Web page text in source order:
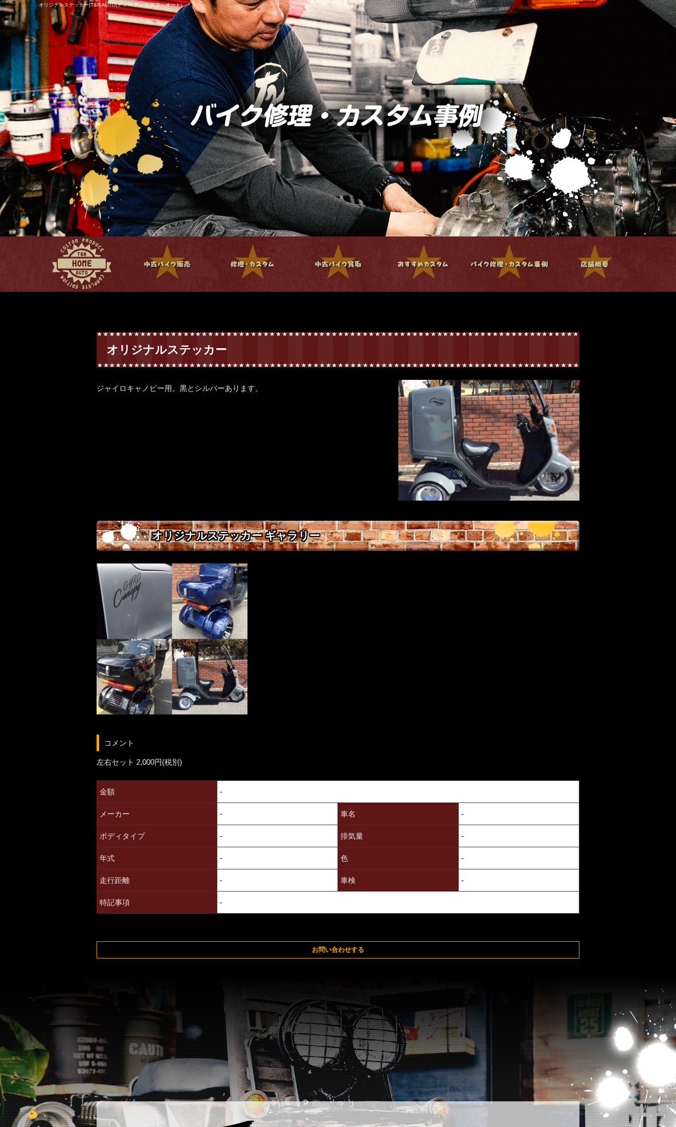
オリジナルステッカー|T&N AUTO(ティー アンド エヌ オート)
オリジナルステッカー
ジャイロキャノピー用。黒とシルバーあります。
オリジナルステッカー ギャラリー
コメント
左右セット 2,000円(税別)
金額 -
メーカー - 車名 -
ボディタイプ - 排気量 -
年式 - 色 -
走行距離 - 車検 -
特記事項 -
お問い合わせする